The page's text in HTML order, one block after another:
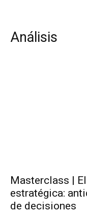
Análisis
Masterclass |
estratégica:
de decisiones